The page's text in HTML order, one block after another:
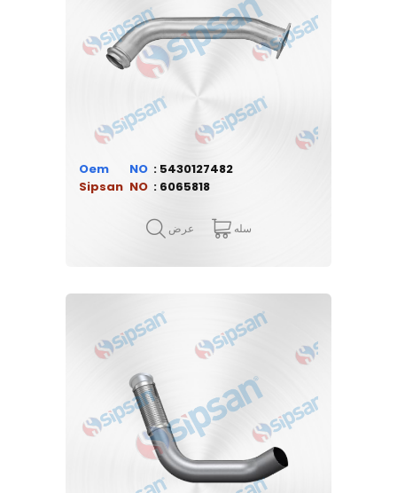
Oem
5430127482
Sipsan
6065818
عرض سله